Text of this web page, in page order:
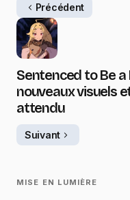
Précédent
Sentenced to Be
nouveaux visuels
attendu
Suivant
MISE EN LUMIÈRE